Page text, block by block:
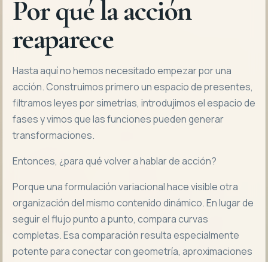
Por qué la acción
reaparece
Hasta aquí no hemos necesitado empezar por una
acción. Construimos primero un espacio de presentes,
filtramos leyes por simetrías, introdujimos el espacio de
fases y vimos que las funciones pueden generar
transformaciones.
Entonces, ¿para qué volver a hablar de acción?
Porque una formulación variacional hace visible otra
organización del mismo contenido dinámico. En lugar de
seguir el flujo punto a punto, compara curvas
completas. Esa comparación resulta especialmente
potente para conectar con geometría, aproximaciones